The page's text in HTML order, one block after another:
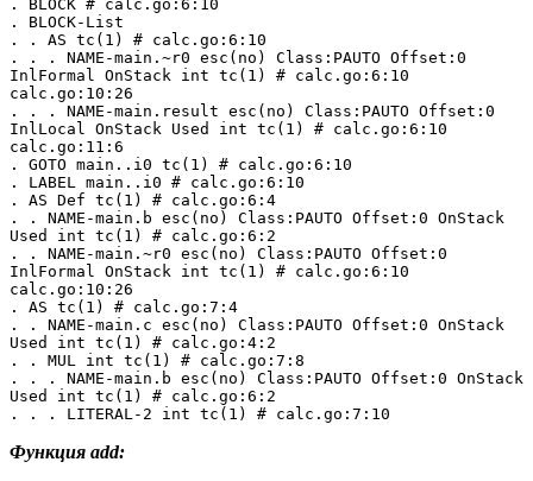
. BLOCK # calc.go:6:10
. BLOCK-List
. . AS tc(1) # calc.go:6:10
. . . NAME-main.~r0 esc(no) Class:PAUTO Offset:0
InlFormal OnStack int tc(1) # calc.go:6:10
calc.go:10:26
. . . NAME-main.result esc(no) Class:PAUTO Offset:0
InlLocal OnStack Used int tc(1) # calc.go:6:10
calc.go:11:6
. GOTO main..i0 tc(1) # calc.go:6:10
. LABEL main..i0 # calc.go:6:10
. AS Def tc(1) # calc.go:6:4
. . NAME-main.b esc(no) Class:PAUTO Offset:0 OnStack
Used int tc(1) # calc.go:6:2
. . NAME-main.~r0 esc(no) Class:PAUTO Offset:0
InlFormal OnStack int tc(1) # calc.go:6:10
calc.go:10:26
. AS tc(1) # calc.go:7:4
. . NAME-main.c esc(no) Class:PAUTO Offset:0 OnStack
Used int tc(1) # calc.go:4:2
. . MUL int tc(1) # calc.go:7:8
. . . NAME-main.b esc(no) Class:PAUTO Offset:0 OnStack
Used int tc(1) # calc.go:6:2
. . . LITERAL-2 int tc(1) # calc.go:7:10
Функция add: